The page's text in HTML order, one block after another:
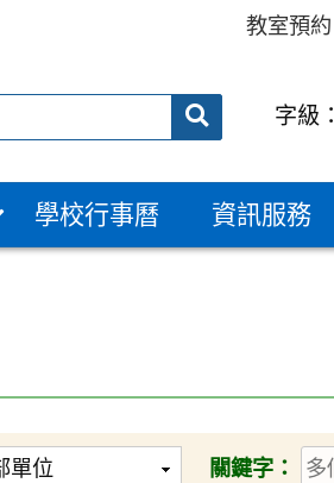
教室預約
送出 字級：
學校行事曆 資訊服務
關鍵字：